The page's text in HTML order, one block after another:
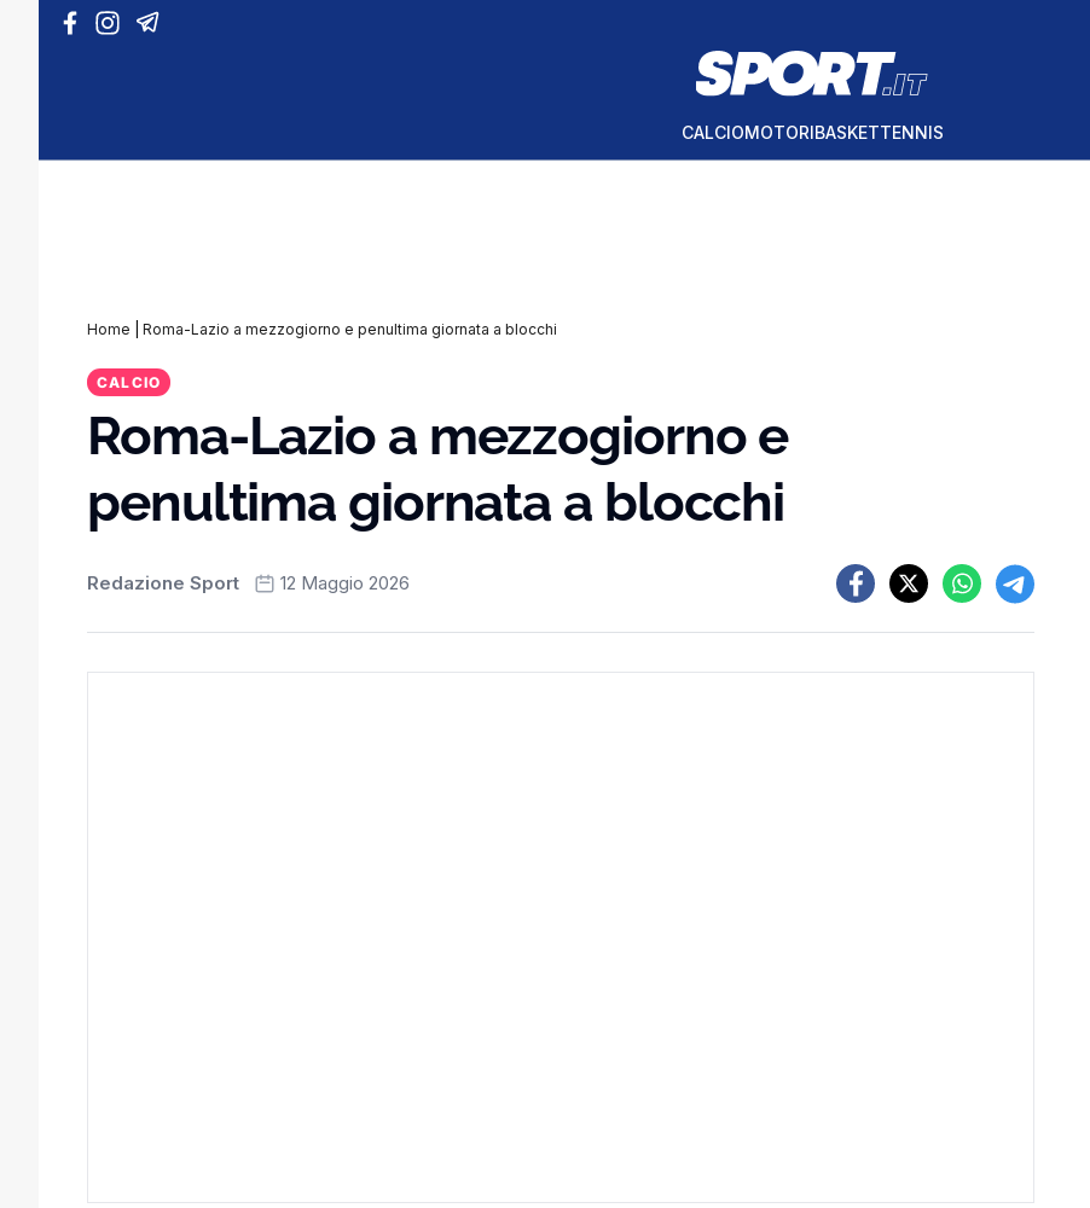
Vai al contenuto
CALCIOMOTORIBASKETTENNIS
Home Roma-Lazio a mezzogiorno e penultima giornata a blocchi
CALCIO
Roma-Lazio a mezzogiorno e
penultima giornata a blocchi
Redazione Sport 12 Maggio 2026